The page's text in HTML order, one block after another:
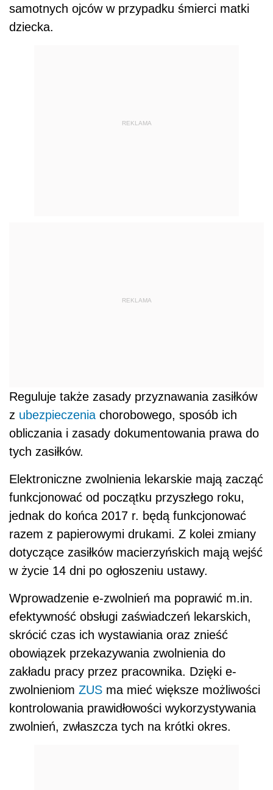
samotnych ojców w przypadku śmierci matki
dziecka.
REKLAMA
REKLAMA
Reguluje także zasady przyznawania zasiłków
z ubezpieczenia chorobowego, sposób ich
obliczania i zasady dokumentowania prawa do
tych zasiłków.
Elektroniczne zwolnienia lekarskie mają zacząć
funkcjonować od początku przyszłego roku,
jednak do końca 2017 r. będą funkcjonować
razem z papierowymi drukami. Z kolei zmiany
dotyczące zasiłków macierzyńskich mają wejść
w życie 14 dni po ogłoszeniu ustawy.
Wprowadzenie e-zwolnień ma poprawić m.in.
efektywność obsługi zaświadczeń lekarskich,
skrócić czas ich wystawiania oraz znieść
obowiązek przekazywania zwolnienia do
zakładu pracy przez pracownika. Dzięki e-
zwolnieniom ZUS ma mieć większe możliwości
kontrolowania prawidłowości wykorzystywania
zwolnień, zwłaszcza tych na krótki okres.